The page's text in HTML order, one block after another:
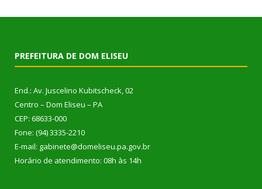
PREFEITURA DE DOM ELISEU
End.: Av. Juscelino Kubitscheck, 02
Centro – Dom Eliseu – PA
CEP: 68633-000
Fone: (94) 3335-2210
E-mail: gabinete@domeliseu.pa.gov.br
Horário de atendimento: 08h às 14h